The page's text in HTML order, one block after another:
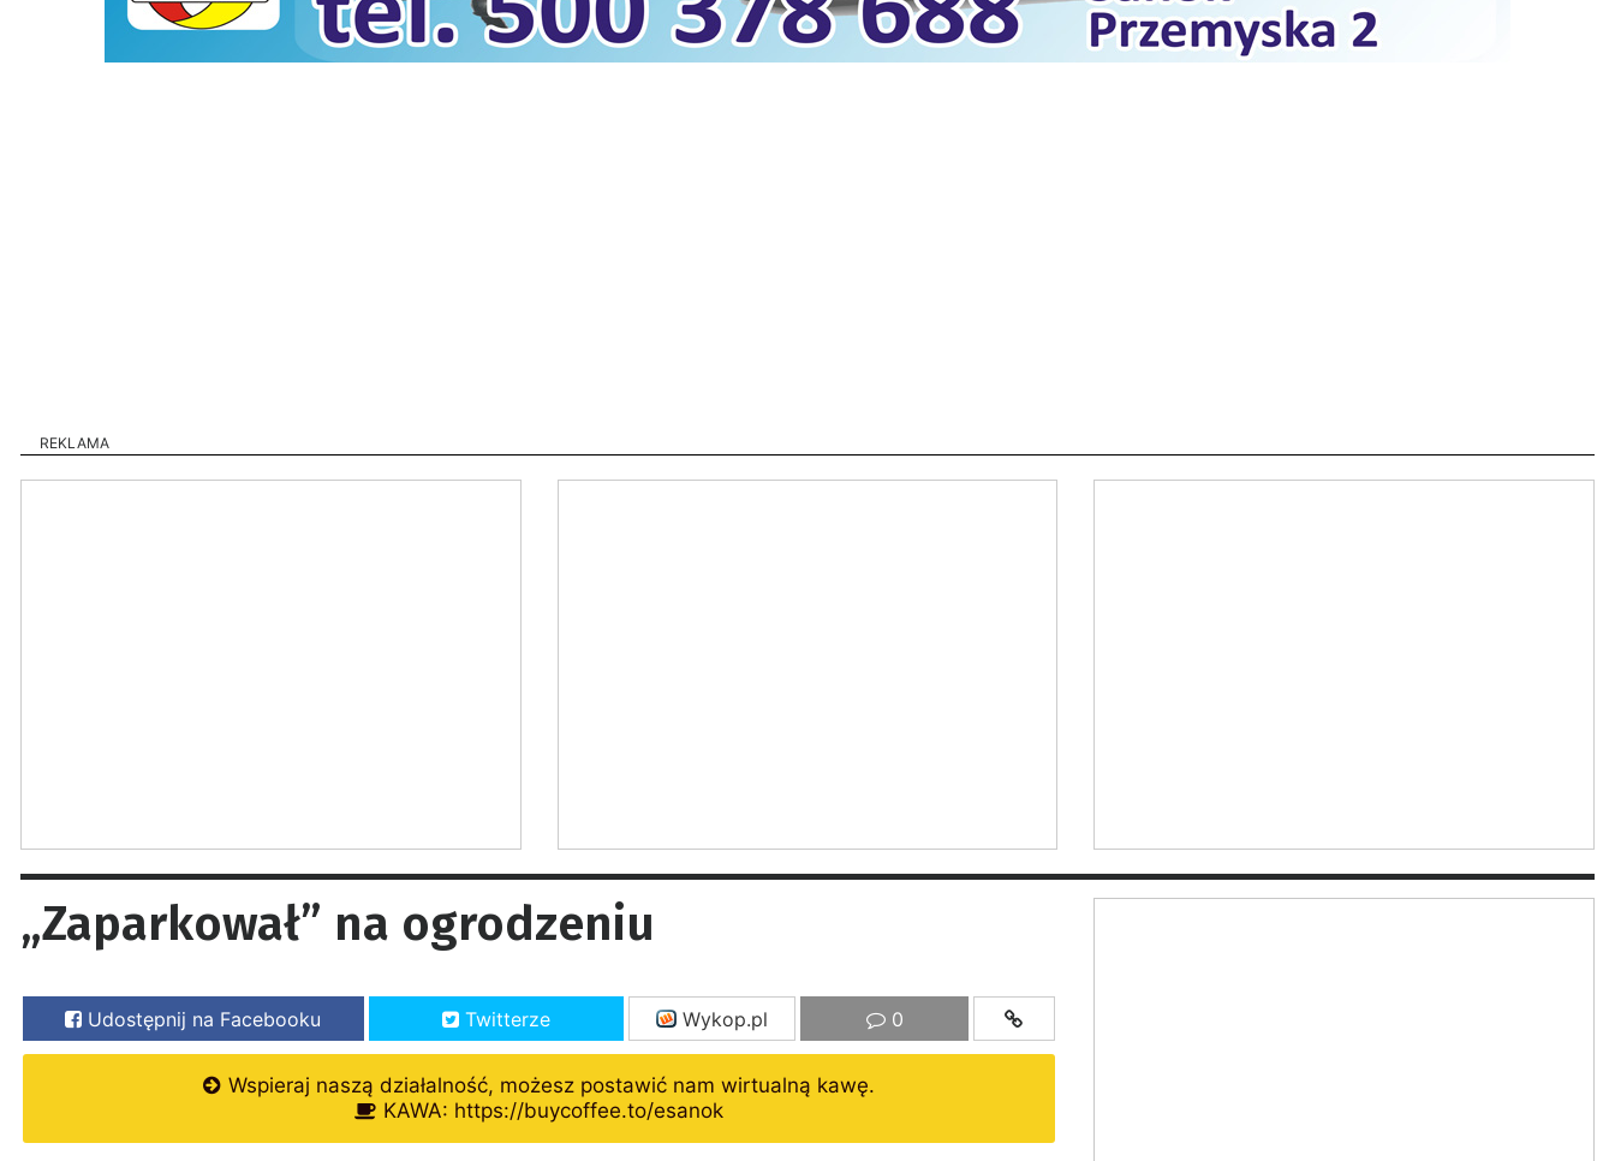
REKLAMA
„Zaparkował” na ogrodzeniu
Udostępnij na Facebooku Twitterze Wykop.pl 0
Wspieraj naszą działalność, możesz postawić nam wirtualną kawę.
KAWA: https://buycoffee.to/esanok